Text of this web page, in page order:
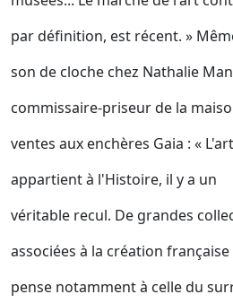
par définition, est récent. »
son de cloche chez Nathalie
commissaire-priseur de la
ventes aux enchères Gaia : «
appartient à l'Histoire, il y a un
véritable recul. De grandes
associées à la création française
pense notamment à celle du